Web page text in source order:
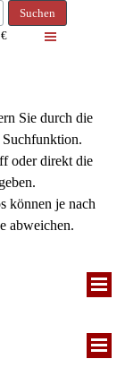
Suchen
Sie durch die
Suchfunktion.
oder direkt die
können je nach
abweichen.